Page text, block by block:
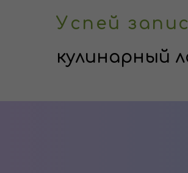
Успей
кулинарный